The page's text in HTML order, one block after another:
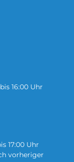
16:00 Uhr
17:00 Uhr
vorheriger